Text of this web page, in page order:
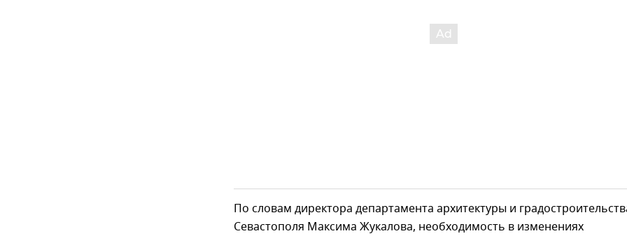
По словам директора департамента архитектуры и
Севастополя Максима Жукалова, необходимость в изменениях